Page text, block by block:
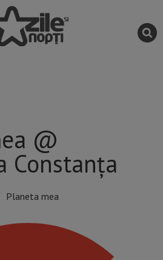
@
Constanța